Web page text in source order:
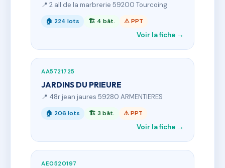
📍 2 all de la marbrerie 59200 Tourcoing
🏠 224 lots 🏗 4 bât. ⚠ PPT
Voir la fiche →
AA5721725
JARDINS DU PRIEURE
📍 48r jean jaures 59280 ARMENTIERES
🏠 206 lots 🏗 3 bât. ⚠ PPT
Voir la fiche →
AE0520197